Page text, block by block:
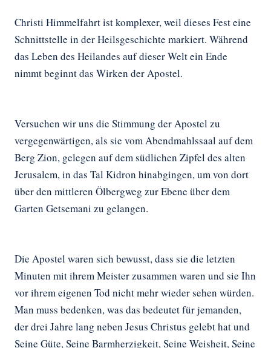
Christi Himmelfahrt ist komplexer, weil dieses Fest eine
Schnittstelle in der Heilsgeschichte markiert. Während
das Leben des Heilandes auf dieser Welt ein Ende
nimmt beginnt das Wirken der Apostel.
Versuchen wir uns die Stimmung der Apostel zu
vergegenwärtigen, als sie vom Abendmahlssaal auf dem
Berg Zion, gelegen auf dem südlichen Zipfel des alten
Jerusalem, in das Tal Kidron hinabgingen, um von dort
über den mittleren Ölbergweg zur Ebene über dem
Garten Getsemani zu gelangen.
Die Apostel waren sich bewusst, dass sie die letzten
Minuten mit ihrem Meister zusammen waren und sie Ihn
vor ihrem eigenen Tod nicht mehr wieder sehen würden.
Man muss bedenken, was das bedeutet für jemanden,
der drei Jahre lang neben Jesus Christus gelebt hat und
Seine Güte, Seine Barmherzigkeit, Seine Weisheit, Seine